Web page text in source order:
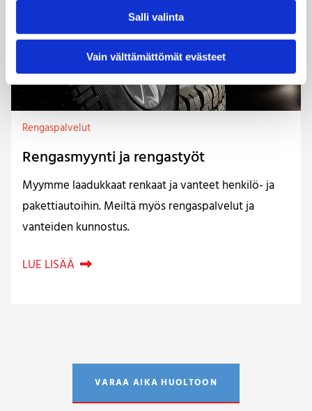
Salli valinta
Vain välttämättömät evästeet
Rengaspalvelut
Rengasmyynti ja rengastyöt
Myymme laadukkaat renkaat ja vanteet henkilö- ja
pakettiautoihin. Meiltä myös rengaspalvelut ja
vanteiden kunnostus.
LUE LISÄÄ 
VARAA AIKA HUOLTOON